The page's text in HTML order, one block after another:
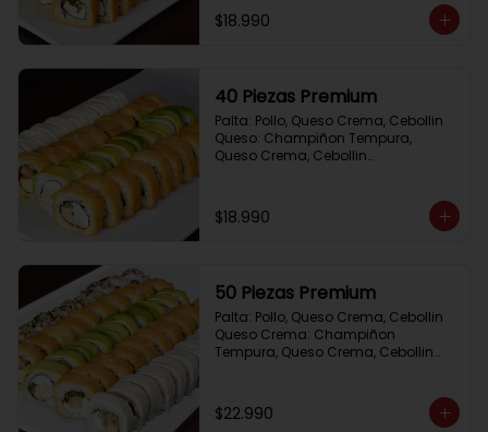
Frito 4: Kanikama, Queso Crema,
Cebollin
$18.990
40 Piezas Premium
Palta: Pollo, Queso Crema, Cebollin
Queso: Champiñon Tempura,
Queso Crema, Cebollin
Cebollin
$18.990
50 Piezas Premium
Palta: Pollo, Queso Crema, Cebollin
Queso Crema: Champiñon
Tempura, Queso Crema, Cebollin
Cebollin
Frito 2: Pollo, Queso Crema, Cebollin
$22.990